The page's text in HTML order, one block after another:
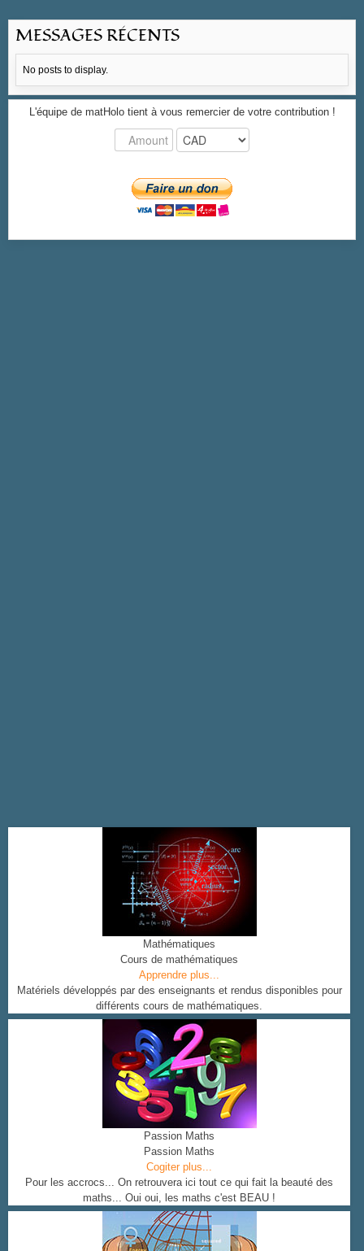
MESSAGES RÉCENTS
No posts to display.
L'équipe de matHolo tient à vous remercier de votre contribution !
Mathématiques
Cours de mathématiques
Apprendre plus...
Matériels développés par des enseignants et rendus disponibles pour
différents cours de mathématiques.
Passion Maths
Passion Maths
Cogiter plus...
Pour les accrocs... On retrouvera ici tout ce qui fait la beauté des
maths... Oui oui, les maths c'est BEAU !